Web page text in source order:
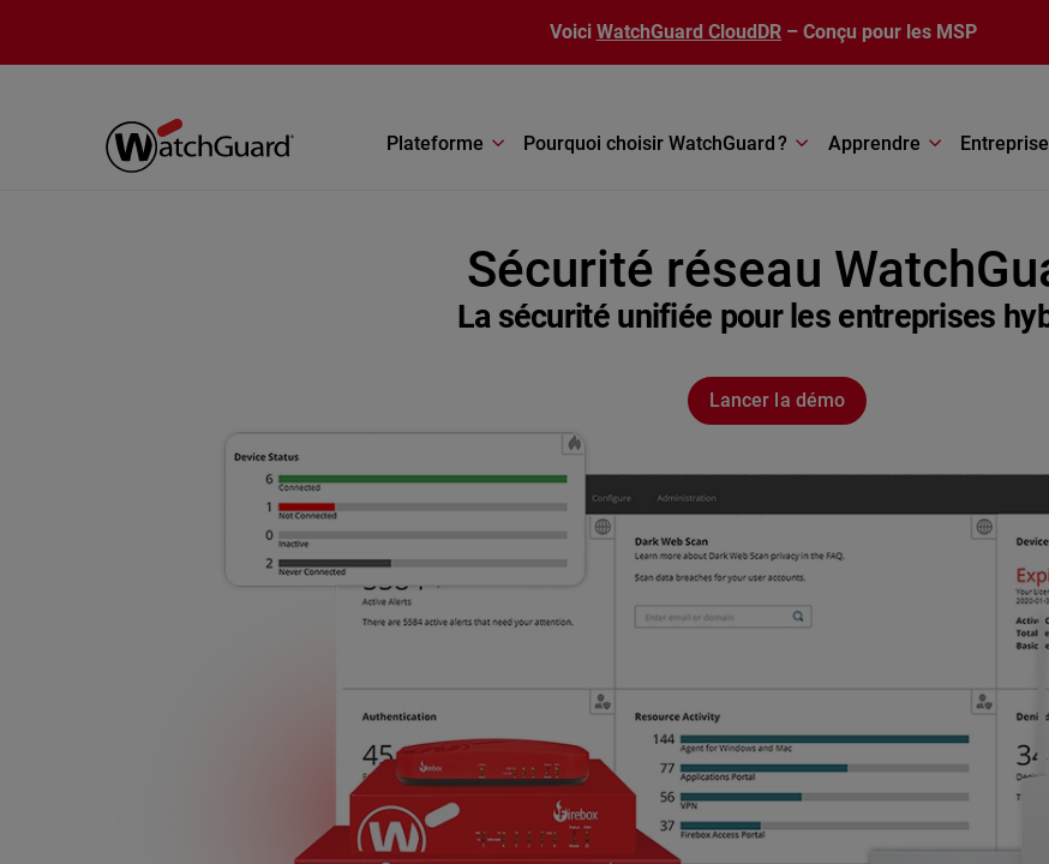
Voici WatchGuard CloudDR – Conçu pour les MSP
Plateforme Pourquoi choisir WatchGuard ? Apprendre Entreprise
Sécurité réseau
La sécurité unifiée pour les entreprises
Lancer la démo